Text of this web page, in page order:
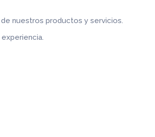
nuestros productos y servicios.